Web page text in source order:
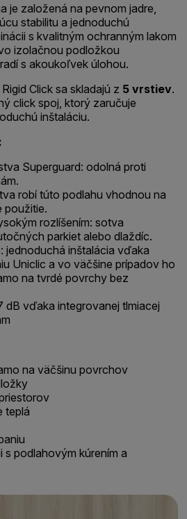
je založená na pevnom jadre,
stabilitu a jednoduchú
s kvalitným ochranným lakom
izolačnou podložkou
s akoukoľvek úlohou.
Click sa skladajú z 5 vrstiev.
click spoj, ktorý zaručuje
inštaláciu.
Superguard: odolná proti
robí túto podlahu vhodnou na
použitie.
rozlíšením: sotva
parkiet alebo dlaždíc.
jednoduchá inštalácia vďaka
Uniclic a vo väčšine prípadov ho
na tvrdé povrchy bez
dB vďaka integrovanej tlmiacej
na väčšinu povrchov
teplá
s podlahovým kúrením a